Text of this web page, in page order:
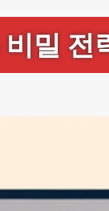
밀 전